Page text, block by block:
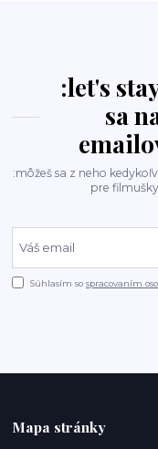
:let's
sa
:môžeš sa z neho
pre
Súhlasím sospracovaním
Mapa stránky